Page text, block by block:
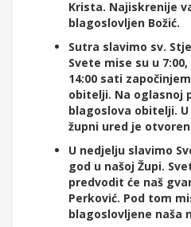
Krista. Najiskrenije
blagoslovljen Božić.
Sutra slavimo sv.
Svete mise su u 7:00,
14:00 sati
obitelji. Na oglasnoj
blagoslova obitelji.
župni ured je otvoren
U nedjelju slavimo
god u našoj Župi.
predvodit će naš
Perković. Pod tom
blagoslovljene naša